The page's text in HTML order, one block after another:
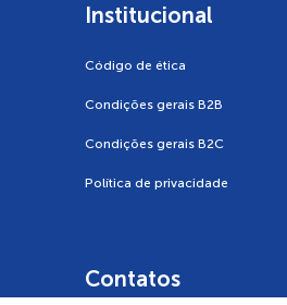
Institucional
Código de ética
Condições gerais B2B
Condições gerais B2C
Política de privacidade
Contatos